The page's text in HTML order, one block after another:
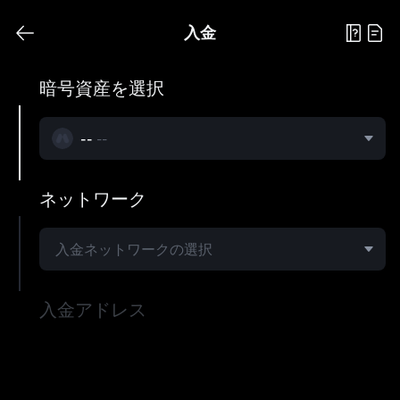
この機
能は24
入金
暗号資産を選択
-- --
ネットワーク
入金ネットワークの選択
入金アドレス